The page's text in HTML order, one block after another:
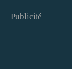
Publicité